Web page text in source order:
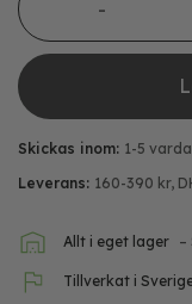
Skickas inom: 1-5
Leverans: 160-390 kr,
Allt i eget lager –
Tillverkat i